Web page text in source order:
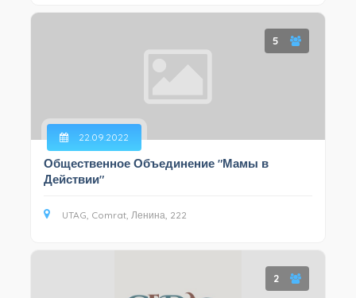
5
22.09.2022
Общественное Объединение "Мамы в
Действии"
UTAG, Comrat, Ленина, 222
2